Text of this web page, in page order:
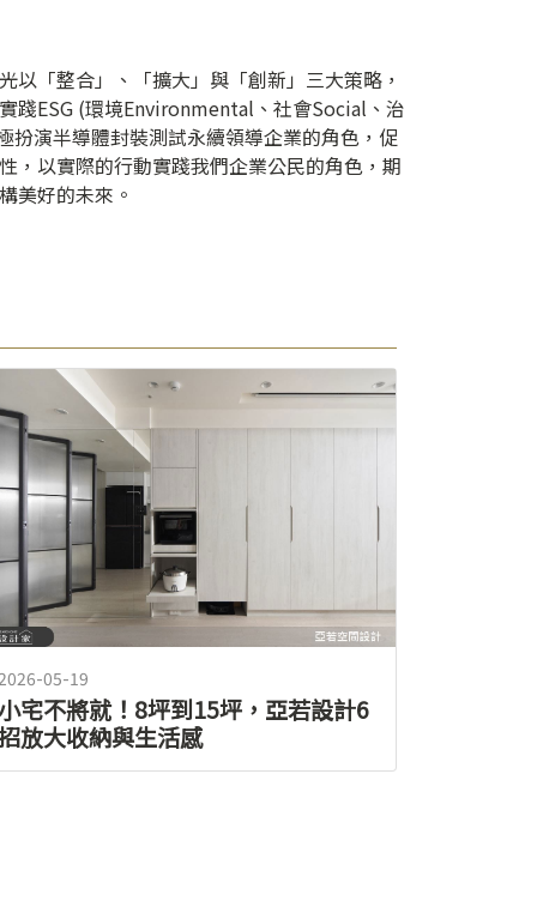
以「整合」、「擴大」與「創新」三大策略，
踐ESG (環境Environmental、社會Social、治
扮演半導體封裝測試永續領導企業的角色，促
，以實際的行動實踐我們企業公民的角色，期
美好的未來。
05-19
宅不將就！8坪到15坪，亞若設計6
放大收納與生活感